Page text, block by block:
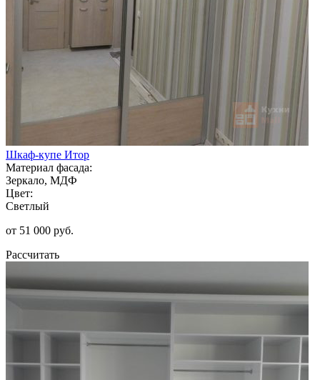
Шкаф-купе Итор
Материал фасада:
Зеркало, МДФ
Цвет:
Светлый
от 51 000 руб.
Рассчитать